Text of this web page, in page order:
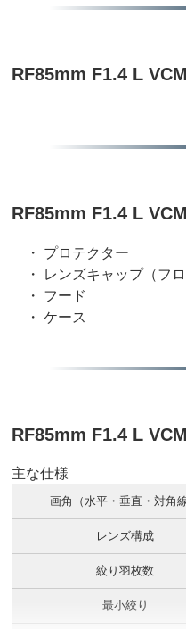
RF85mm F1.4 L
RF85mm F1.4 L
・ プロテクター
・ レンズキャップ（フ
・ フード
・ ケース
RF85mm F1.4 L
主な仕様
画角（水平・垂直・対角線
レンズ構成
絞り羽枚数
最小絞り